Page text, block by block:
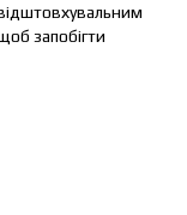
запобігти